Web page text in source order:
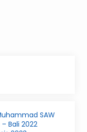
SAW
Bali 2022